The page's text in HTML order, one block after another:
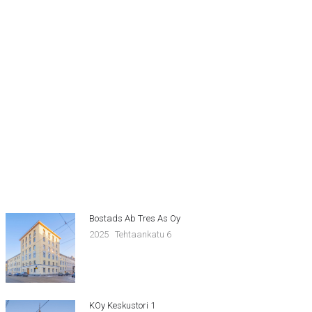
Bostads Ab Tres As Oy
2025 Tehtaankatu 6
KOy Keskustori 1